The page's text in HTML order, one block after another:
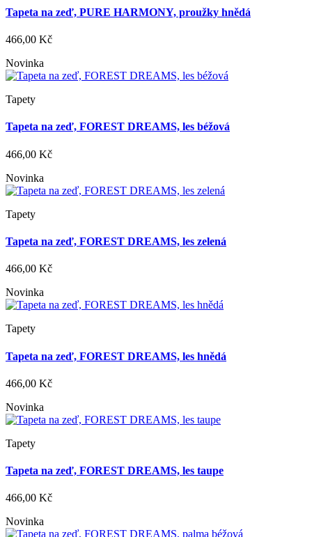
Tapeta na zeď, PURE HARMONY, proužky hnědá
466,00 Kč
Novinka
Tapety
Tapeta na zeď, FOREST DREAMS, les béžová
466,00 Kč
Novinka
Tapety
Tapeta na zeď, FOREST DREAMS, les zelená
466,00 Kč
Novinka
Tapety
Tapeta na zeď, FOREST DREAMS, les hnědá
466,00 Kč
Novinka
Tapety
Tapeta na zeď, FOREST DREAMS, les taupe
466,00 Kč
Novinka